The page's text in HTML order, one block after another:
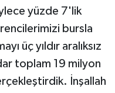
yüzde 7'lik
bursla
üç yıldır aralıksız
toplam 19 milyon
İnşallah